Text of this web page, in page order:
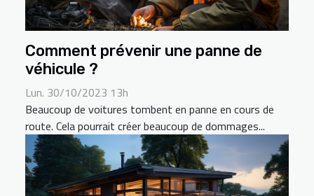
Comment prévenir une panne de
véhicule ?
Lun. 30/10/2023 13h
Beaucoup de voitures tombent en panne en cours de
route. Cela pourrait créer beaucoup de dommages...